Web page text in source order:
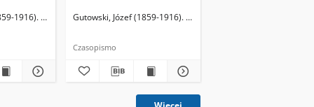
1916). RedaktorGutowski, Józef (1859-1916). Redaktor
Czasopismo